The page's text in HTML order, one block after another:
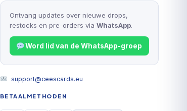
Ontvang updates over nieuwe drops,
restocks en pre-orders via WhatsApp.
Word lid van de WhatsApp-groep
support@ceescards.eu
BETAALMETHODEN